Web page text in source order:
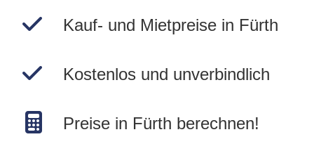
Kauf- und Mietpreise in Fürth
Kostenlos und unverbindlich
Preise in Fürth berechnen!